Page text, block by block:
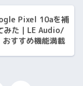
Pixel 10aを補
みた｜LE Audio/
すすめ機能満載